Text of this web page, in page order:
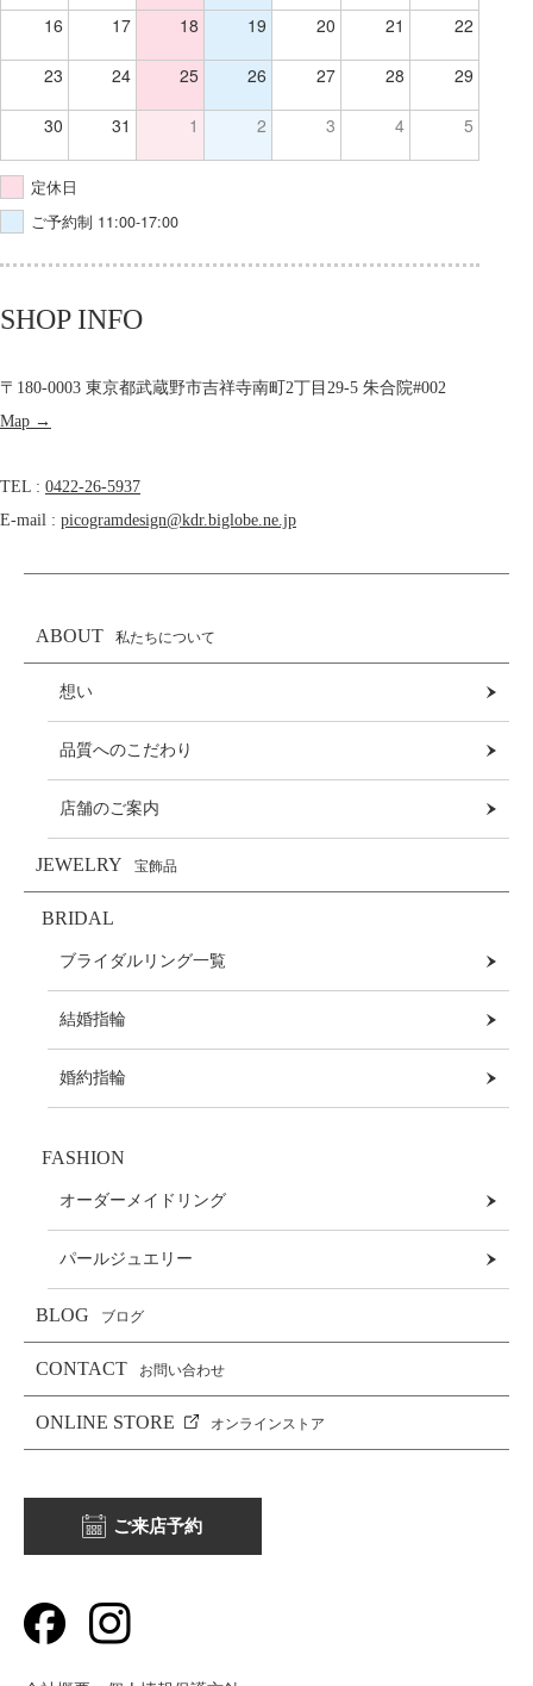
16 17 18 19 20 21 22
23 24 25 26 27 28 29
30 31 1 2 3 4 5
定休日
ご予約制 11:00-17:00
SHOP INFO
〒180-0003 東京都武蔵野市吉祥寺南町2丁目29-5 朱合院#002
Map →
TEL : 0422-26-5937
E-mail : picogramdesign@kdr.biglobe.ne.jp
ABOUT 私たちについて
想い
品質へのこだわり
店舗のご案内
JEWELRY 宝飾品
BRIDAL
ブライダルリング一覧
結婚指輪
婚約指輪
FASHION
オーダーメイドリング
パールジュエリー
BLOG ブログ
CONTACT お問い合わせ
ONLINE STORE オンラインストア
ご来店予約